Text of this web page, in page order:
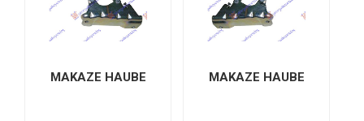
MAKAZE HAUBE MAKAZE HAUBE